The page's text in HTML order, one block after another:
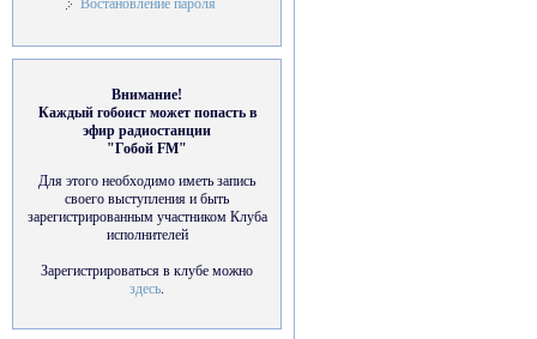
Востановление пароля
Внимание!
Каждый гобоист может попасть в
эфир радиостанции
"Гобой FM"
Для этого необходимо иметь запись
своего выступления и быть
зарегистрированным участником Клуба
исполнителей
Зарегистрироваться в клубе можно
здесь.